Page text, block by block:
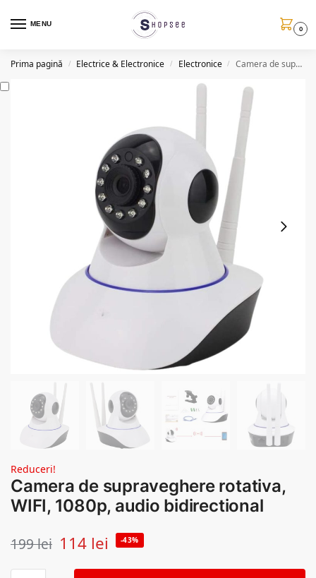
MENU
0
Prima pagină / Electrice & Electronice / Electronice / Camera de supraveghere rotativa, WIFI, 1080p, audio bidirectional
Reduceri!
Camera de supraveghere rotativa,
WIFI, 1080p, audio bidirectional
199lei 114 lei -43%